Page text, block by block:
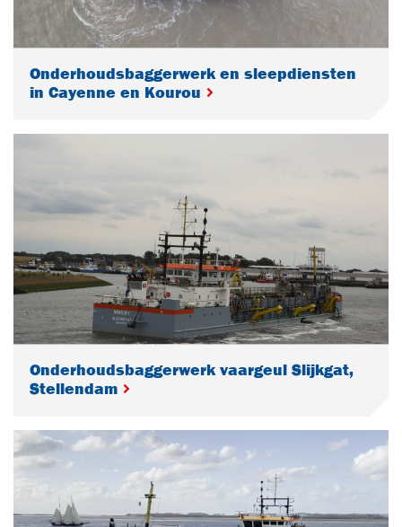
Onderhoudsbaggerwerk en sleepdiensten
in Cayenne en Kourou
Onderhoudsbaggerwerk vaargeul Slijkgat,
Stellendam